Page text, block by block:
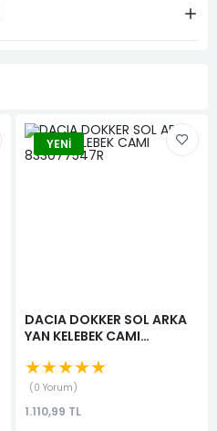
YENI
DACIA DOKKER SOL ARKA
YAN KELEBEK CAMI
★★★★★
0 Yorum
1.110,99 TL